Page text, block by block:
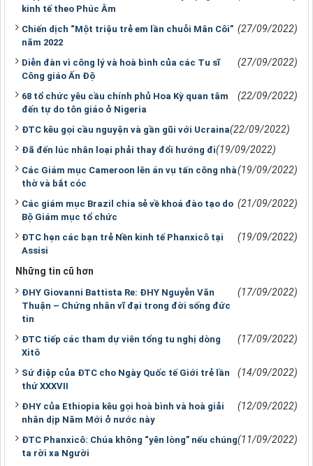
kinh tế theo Phúc Âm
Chiến dịch “Một triệu trẻ em lần chuỗi Mân Côi”
năm 2022
(27/09/2022)
Diễn đàn vì công lý và hoà bình của các Tu sĩ
Công giáo Ấn Độ
(27/09/2022)
68 tổ chức yêu cầu chính phủ Hoa Kỳ quan tâm
đến tự do tôn giáo ở Nigeria
(22/09/2022)
ĐTC kêu gọi cầu nguyện và gần gũi với Ucraina(22/09/2022)
Đã đến lúc nhân loại phải thay đổi hướng đi(19/09/2022)
Các Giám mục Cameroon lên án vụ tấn công nhà
thờ và bắt cóc
(19/09/2022)
Các giám mục Brazil chia sẻ về khoá đào tạo do
Bộ Giám mục tổ chức
(21/09/2022)
ĐTC hẹn các bạn trẻ Nền kinh tế Phanxicô tại
Assisi
(19/09/2022)
Những tin cũ hơn
ĐHY Giovanni Battista Re: ĐHY Nguyễn Văn
Thuận – Chứng nhân vĩ đại trong đời sống đức
tin
(17/09/2022)
ĐTC tiếp các tham dự viên tổng tu nghị dòng
Xitô
(17/09/2022)
Sứ điệp của ĐTC cho Ngày Quốc tế Giới trẻ lần
thứ XXXVII
(14/09/2022)
ĐHY của Ethiopia kêu gọi hoà bình và hoà giải
nhân dịp Năm Mới ở nước này
(12/09/2022)
ĐTC Phanxicô: Chúa không “yên lòng” nếu chúng
ta rời xa Người
(11/09/2022)